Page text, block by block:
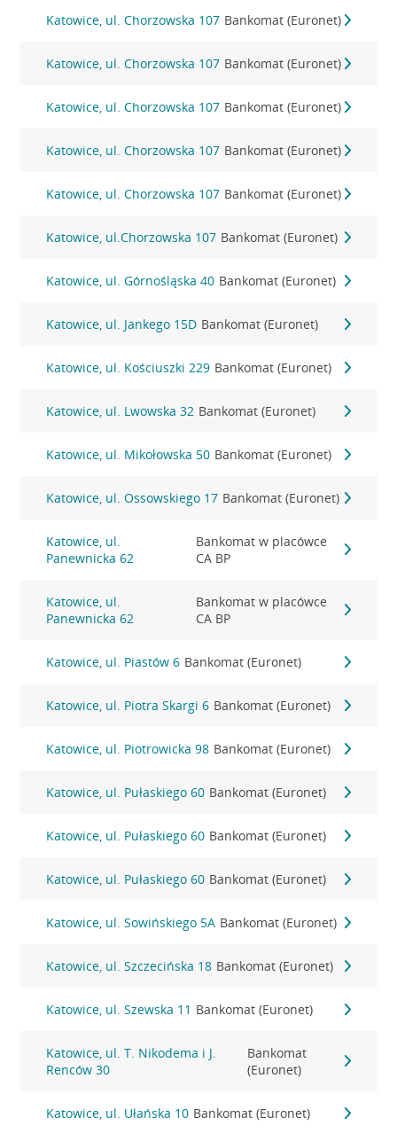
Katowice, ul. Chorzowska 107 Bankomat (Euronet)
Katowice, ul. Chorzowska 107 Bankomat (Euronet)
Katowice, ul. Chorzowska 107 Bankomat (Euronet)
Katowice, ul. Chorzowska 107 Bankomat (Euronet)
Katowice, ul. Chorzowska 107 Bankomat (Euronet)
Katowice, ul.Chorzowska 107 Bankomat (Euronet)
Katowice, ul. Górnośląska 40 Bankomat (Euronet)
Katowice, ul. Jankego 15D Bankomat (Euronet)
Katowice, ul. Kościuszki 229 Bankomat (Euronet)
Katowice, ul. Lwowska 32 Bankomat (Euronet)
Katowice, ul. Mikołowska 50 Bankomat (Euronet)
Katowice, ul. Ossowskiego 17 Bankomat (Euronet)
Katowice, ul.
Panewnicka 62
Bankomat w placówce
CA BP
Katowice, ul.
Panewnicka 62
Bankomat w placówce
CA BP
Katowice, ul. Piastów 6 Bankomat (Euronet)
Katowice, ul. Piotra Skargi 6 Bankomat (Euronet)
Katowice, ul. Piotrowicka 98 Bankomat (Euronet)
Katowice, ul. Pułaskiego 60 Bankomat (Euronet)
Katowice, ul. Pułaskiego 60 Bankomat (Euronet)
Katowice, ul. Pułaskiego 60 Bankomat (Euronet)
Katowice, ul. Sowińskiego 5A Bankomat (Euronet)
Katowice, ul. Szczecińska 18 Bankomat (Euronet)
Katowice, ul. Szewska 11 Bankomat (Euronet)
Katowice, ul. T. Nikodema i J.
Renców 30
Bankomat
(Euronet)
Katowice, ul. Ułańska 10 Bankomat (Euronet)